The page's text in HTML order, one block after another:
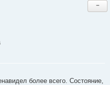
−
более всего. Состояние,